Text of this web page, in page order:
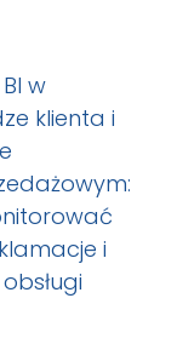
w
klienta i
i